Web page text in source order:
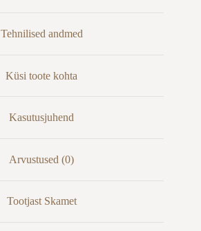
Tehnilised andmed
Küsi toote kohta
Kasutusjuhend
Arvustused (0)
Tootjast Skamet